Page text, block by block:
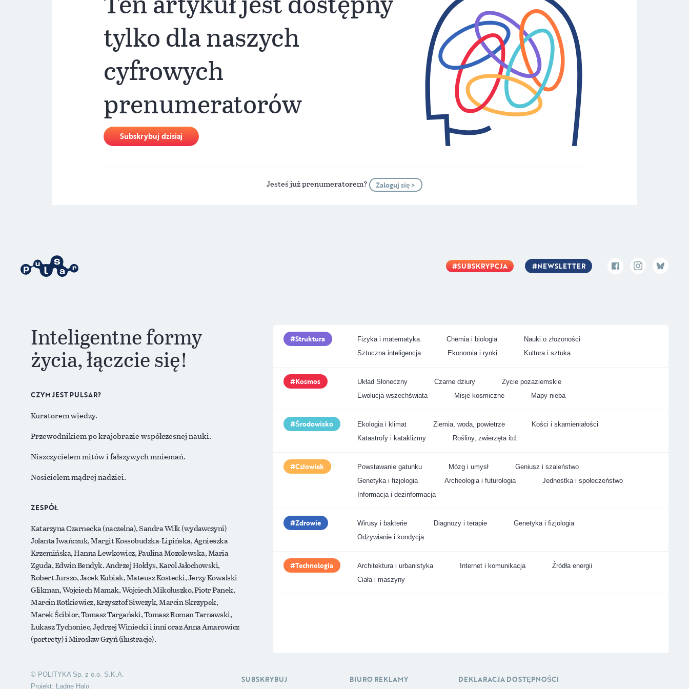
tylko dla naszych
cyfrowych
prenumeratorów
Subskrybuj dzisiaj
Jesteś już prenumeratorem? Zaloguj się >
SUBSKRYPCJA NEWSLETTER
Inteligentne formy
życia, łączcie się!
CZYM JEST PULSAR?
Kuratorem wiedzy.
Przewodnikiem po krajobrazie współczesnej nauki.
Niszczycielem mitów i fałszywych mniemań.
Nosicielem mądrej nadziei.
ZESPÓŁ
Katarzyna Czarnecka (naczelna), Sandra Wilk (wydawczyni)
Jolanta Iwańczuk, Margit Kossobudzka-Lipińska, Agnieszka
Krzemińska, Hanna Lewkowicz, Paulina Mozolewska, Maria
Zguda, Edwin Bendyk. Andrzej Hołdys, Karol Jałochowski,
Robert Jurszo, Jacek Kubiak, Mateusz Kostecki, Jerzy Kowalski-
Glikman, Wojciech Mamak, Wojciech Mikołuszko, Piotr Panek,
Marcin Rotkiewicz, Krzysztof Siwczyk, Marcin Skrzypek,
Marek Ścibior, Tomasz Targański, Tomasz Roman Tarnawski,
Łukasz Tychoniec, Jędrzej Winiecki i inni oraz Anna Amarowicz
(portrety) i Mirosław Gryń (ilustracje).
Struktura Fizyka i matematyka Chemia i biologia
Nauki o złożoności
Sztuczna inteligencja
Ekonomia i rynki Kultura i sztuka
Kosmos Układ Słoneczny Czarne dziury
Życie pozaziemskie
Ewolucja wszechświata
Misje kosmiczne Mapy nieba
Środowisko Ekologia i klimat Ziemia, woda, powietrze
Kości i skamieniałości
Katastrofy i kataklizmy
Rośliny, zwierzęta itd.
Człowiek Powstawanie gatunku Mózg i umysł
Geniusz i szaleństwo
Genetyka i fizjologia
Archeologia i futurologia
Jednostka i społeczeństwo
Informacja i dezinformacja
Zdrowie Wirusy i bakterie Diagnozy i terapie
Genetyka i fizjologia
Odżywianie i kondycja
Technologia Architektura i urbanistyka Internet i komunikacja
Źródła energii
Ciała i maszyny
© POLITYKA Sp. z o.o. S.K.A.
Projekt: Ładne Halo
SUBSKRYBUJ BIURO REKLAMY DEKLARACJA DOSTĘPNOŚCI